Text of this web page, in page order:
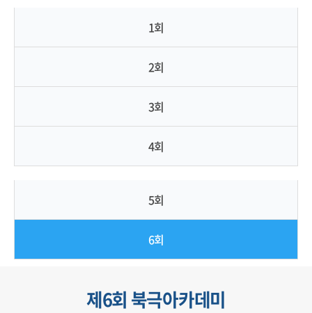
1회
2회
3회
4회
5회
6회
제6회 북극아카데미